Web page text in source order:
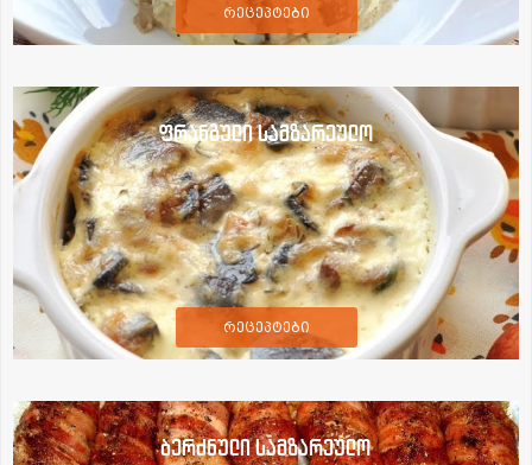
რეცეპტები
ფრანგული სამზარეულო
რეცეპტები
ბერძნული სამზარეულო